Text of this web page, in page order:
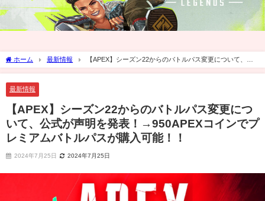
ホーム 最新情報
【APEX】シーズン22からのバトルパス変更について、公
式が声明を発表！→950APEXコインでプレミアムバトルパスが購入可能！！
最新情報
【APEX】シーズン22からのバトルパス変更につ
いて、公式が声明を発表！→950APEXコインでプ
レミアムバトルパスが購入可能！！
2024年7月25日 2024年7月25日